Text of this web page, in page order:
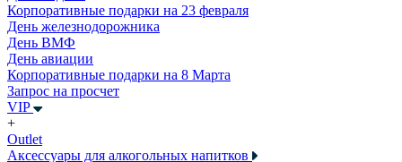
Корпоративные подарки на 23 февраля
День железнодорожника
День ВМФ
День авиации
Корпоративные подарки на 8 Марта
Запрос на просчет
VIP
+
Outlet
Аксессуары для алкогольных напитков